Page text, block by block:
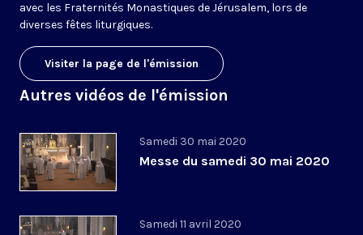
avec les Fraternités Monastiques de Jérusalem, lors de
diverses fêtes liturgiques.
Visiter la page de l'émission
Autres vidéos de l'émission
Samedi 30 mai 2020
Messe du samedi 30 mai 2020
Samedi 11 avril 2020